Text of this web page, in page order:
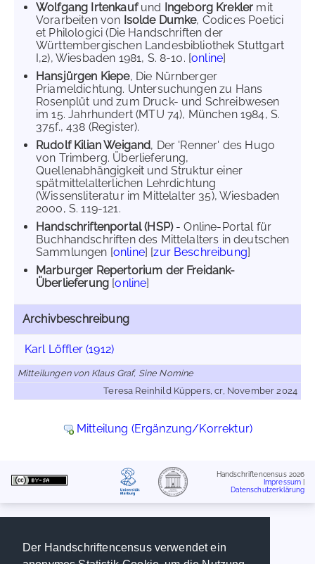
Der Handschriftencensus verwendet ein
Wolfgang Irtenkaufund Ingeborg Krekler mit
Vorarbeiten von Isolde Dumke, Codices Poetici
et Philologici (Die Handschriften der
Württembergischen Landesbibliothek Stuttgart
I,2), Wiesbaden 1981, S. 8-10. [online]
Hansjürgen Kiepe, Die Nürnberger
Priameldichtung. Untersuchungen zu Hans
Rosenplüt und zum Druck- und Schreibwesen
im 15. Jahrhundert (MTU 74), München 1984, S.
375f., 438 (Register).
Rudolf Kilian Weigand, Der 'Renner' des Hugo
von Trimberg. Überlieferung,
Quellenabhängigkeit und Struktur einer
spätmittelalterlichen Lehrdichtung
(Wissensliteratur im Mittelalter 35), Wiesbaden
2000, S. 119-121.
Handschriftenportal (HSP)- Online-Portal für
Buchhandschriften des Mittelalters in deutschen
Sammlungen [online] [zur Beschreibung]
Marburger Repertorium der Freidank-
Überlieferung [online]
Archivbeschreibung
Karl Löffler (1912)
Mitteilungen von Klaus Graf, Sine Nomine
Teresa Reinhild Küppers, cr, November 2024
Mitteilung (Ergänzung/Korrektur)
Handschriftencensus 2026
Impressum
Datenschutzerklärung